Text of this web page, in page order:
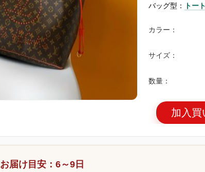
バッグ型：
トー
カラー：
サイズ：
数量：
加入買
お届け目安：6～9日